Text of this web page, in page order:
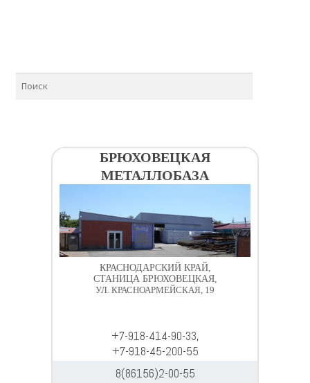
БРЮХОВЕЦКАЯ
МЕТАЛЛОБАЗА
КРАСНОДАРСКИЙ КРАЙ,
СТАНИЦА БРЮХОВЕЦКАЯ,
УЛ. КРАСНОАРМЕЙСКАЯ, 19
+7-918-414-90-33,
+7-918-45-200-55
8(86156)2-00-55